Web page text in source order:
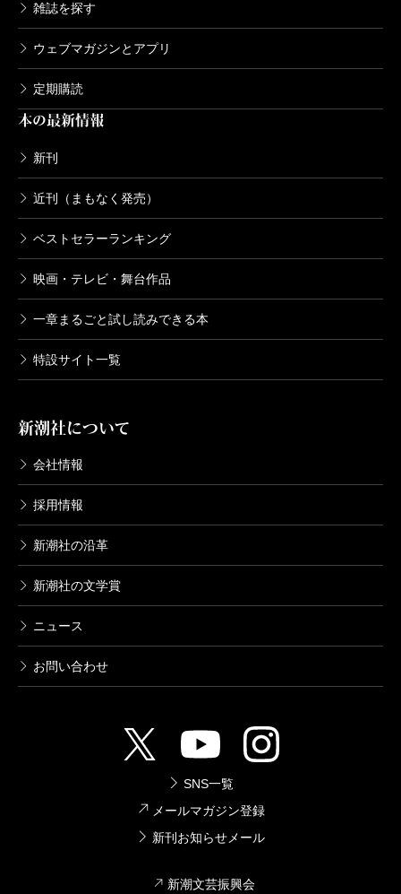
雑誌を探す
ウェブマガジンとアプリ
定期購読
本の最新情報
新刊
近刊（まもなく発売）
ベストセラーランキング
映画・テレビ・舞台作品
一章まるごと試し読みできる本
特設サイト一覧
新潮社について
会社情報
採用情報
新潮社の沿革
新潮社の文学賞
ニュース
お問い合わせ
SNS一覧
メールマガジン登録
新刊お知らせメール
新潮文芸振興会